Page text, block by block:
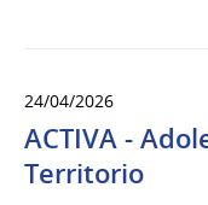
24/04/2026
ACTIVA -
Territorio